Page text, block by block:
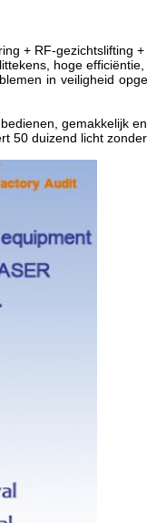
+ RF-gezichtslifting
hoge efficiëntie,
in veiligheid
gemakkelijk
50 duizend licht